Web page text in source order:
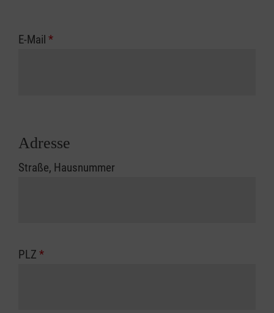
E-Mail *
Adresse
Straße, Hausnummer
PLZ *